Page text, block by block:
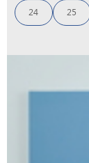
24 25